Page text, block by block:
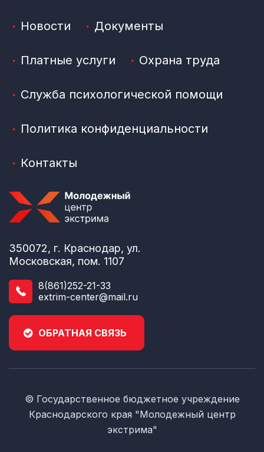
350072, г. Краснодар, ул.
Московская, пом. 1107
8(861)252-21-33
extrim-center@mail.ru
ОБРАТНАЯ СВЯЗЬ
Новости Документы
Платные услуги Охрана труда
Служба психологической помощи
Политика конфиденциальности
Контакты
© Государственное бюджетное учреждение
Краснодарского края "Молодежный центр
экстрима"